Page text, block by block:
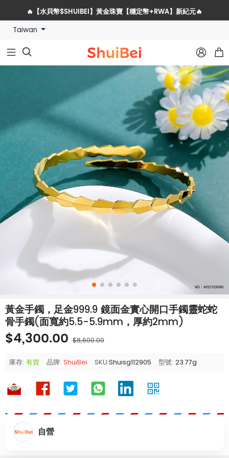
🔥【水貝幣$SHUIBEI】黃金珠寶【穩定幣+RWA】新紀元🔥
Taiwan
  
黃金手鐲，足金999.9 鏡面金實心開口手鐲靈蛇蛇
骨手鐲(面寬約5.5-5.9mm，厚約2mm)
$4,300.00 $8,600.00
庫存: 有貨 品牌: ShuiBei SKU:Shuisg112905 型號: 23.77g
自營